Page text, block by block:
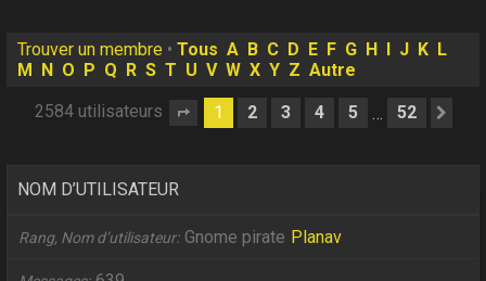
Trouver un membre •Tous A B C D E F G H J K L
M
N O P Q R S T U V W X Y Z Autre
2584 utilisateurs Page 1sur52
1 2 3 4 5 … 52
NOM D’UTILISATEUR
Rang, Nom d’utilisateur Gnome pirate Planav